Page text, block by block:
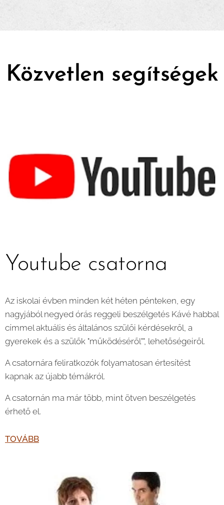
Közvetlen segítségek
Youtube csatorna
Az iskolai évben minden két héten pénteken, egy
nagyjából negyed órás reggeli beszélgetés Kávé habbal
címmel aktuális és általános szülői kérdésekről, a
gyerekek és a szülők "működéséről"", lehetőségeiről.
A csatornára feliratkozók folyamatosan értesítést
kapnak az újabb témákról.
A csatornán ma már több, mint ötven beszélgetés
érhető el.
TOVÁBB